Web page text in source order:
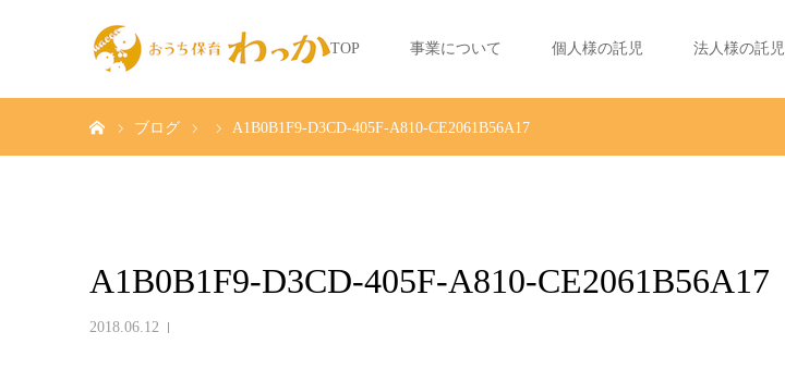
TOP 事業について 個人様の託児 法人様の託児
ブログ A1B0B1F9-D3CD-405F-A810-CE2061B56A17
A1B0B1F9-D3CD-405F-A810-CE2061B56A17
2018.06.12